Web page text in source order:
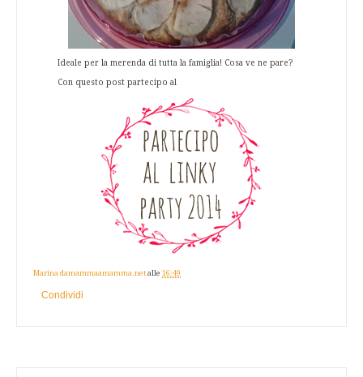
Ideale per la merenda di tutta la famiglia! Cosa ve ne pare?
Con questo post partecipo al
Marina damammaamamma.net alle 16:49
Condividi